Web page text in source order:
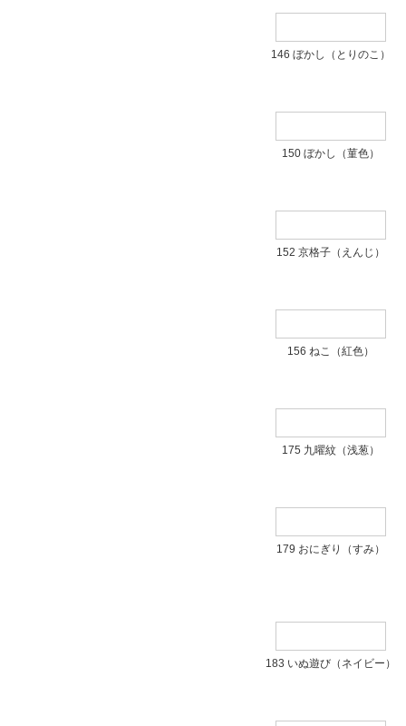
146 ぼかし（とりのこ）
150 ぼかし（菫色）
152 京格子（えんじ）
156 ねこ（紅色）
175 九曜紋（浅葱）
179 おにぎり（すみ）
183 いぬ遊び（ネイビー）